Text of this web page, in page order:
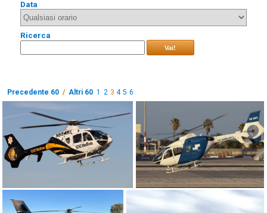
Data
Ricerca
Vai!
Precedente 60 / Altri 60 1 2 3 4 5 6